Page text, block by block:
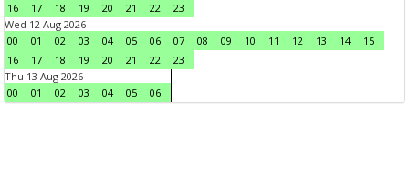
16
17 18 19 20 21 22
23
Wed 12 Aug 2026
00
01 02 03 04 05 06 07 08 09 10 11 12 13 14
15
16
17 18 19 20 21 22
23
Thu 13 Aug 2026
00
01 02 03 04 05 06